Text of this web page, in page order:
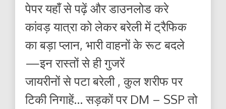
पेपर यहाँ से पढ़ें और डाउनलोड करे
कांवड़ यात्रा को लेकर बरेली में ट्रैफिक
का बड़ा प्लान, भारी वाहनों के रूट बदले
—इन रास्तों से ही गुजरें
जायरीनों से पटा बरेली , कुल शरीफ पर
टिकी निगाहें… सड़कों पर DM – SSP तो